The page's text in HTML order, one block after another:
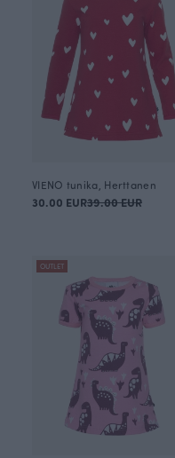
VIENO tunika, Herttanen
30.00 EUR39.00 EUR
OUTLET